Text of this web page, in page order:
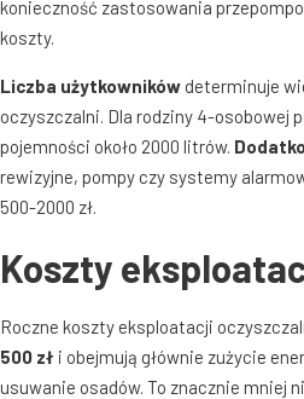
konieczność zastosowania
koszty.
Liczba użytkowników determinuje
oczyszczalni. Dla rodziny 4-osobowej
pojemności około 2000 litrów.
rewizyjne, pompy czy systemy
500-2000 zł.
Koszty
Roczne koszty eksploatacji
500 zł i obejmują głównie zużycie
usuwanie osadów. To znacznie mniej